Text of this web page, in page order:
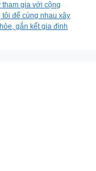
tham gia với cộng
tôi để cùng nhau xây
gắn kết gia đình